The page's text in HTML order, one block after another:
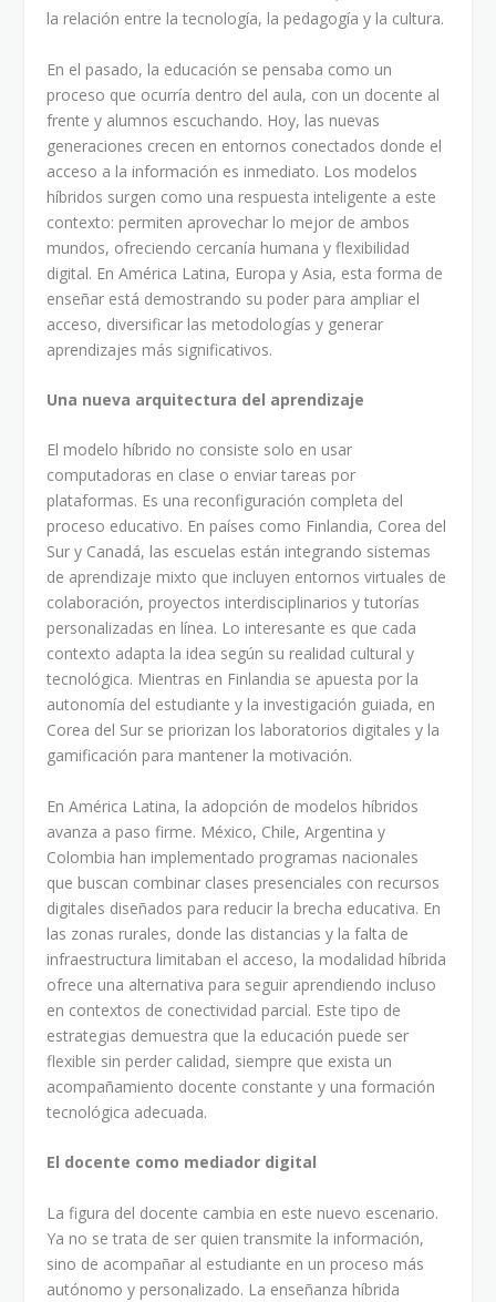
la relación entre la tecnología, la pedagogía y la cultura.
En el pasado, la educación se pensaba como un
proceso que ocurría dentro del aula, con un docente al
frente y alumnos escuchando. Hoy, las nuevas
generaciones crecen en entornos conectados donde el
acceso a la información es inmediato. Los modelos
híbridos surgen como una respuesta inteligente a este
contexto: permiten aprovechar lo mejor de ambos
mundos, ofreciendo cercanía humana y flexibilidad
digital. En América Latina, Europa y Asia, esta forma de
enseñar está demostrando su poder para ampliar el
acceso, diversificar las metodologías y generar
aprendizajes más significativos.
Una nueva arquitectura del aprendizaje
El modelo híbrido no consiste solo en usar
computadoras en clase o enviar tareas por
plataformas. Es una reconfiguración completa del
proceso educativo. En países como Finlandia, Corea del
Sur y Canadá, las escuelas están integrando sistemas
de aprendizaje mixto que incluyen entornos virtuales de
colaboración, proyectos interdisciplinarios y tutorías
personalizadas en línea. Lo interesante es que cada
contexto adapta la idea según su realidad cultural y
tecnológica. Mientras en Finlandia se apuesta por la
autonomía del estudiante y la investigación guiada, en
Corea del Sur se priorizan los laboratorios digitales y la
gamificación para mantener la motivación.
En América Latina, la adopción de modelos híbridos
avanza a paso firme. México, Chile, Argentina y
Colombia han implementado programas nacionales
que buscan combinar clases presenciales con recursos
digitales diseñados para reducir la brecha educativa. En
las zonas rurales, donde las distancias y la falta de
infraestructura limitaban el acceso, la modalidad híbrida
ofrece una alternativa para seguir aprendiendo incluso
en contextos de conectividad parcial. Este tipo de
estrategias demuestra que la educación puede ser
flexible sin perder calidad, siempre que exista un
acompañamiento docente constante y una formación
tecnológica adecuada.
El docente como mediador digital
La figura del docente cambia en este nuevo escenario.
Ya no se trata de ser quien transmite la información,
sino de acompañar al estudiante en un proceso más
autónomo y personalizado. La enseñanza híbrida